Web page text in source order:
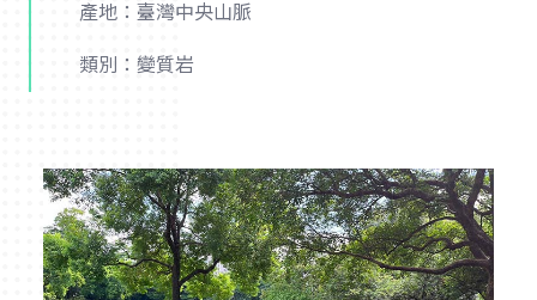
產地：臺灣中央山脈
類別：變質岩